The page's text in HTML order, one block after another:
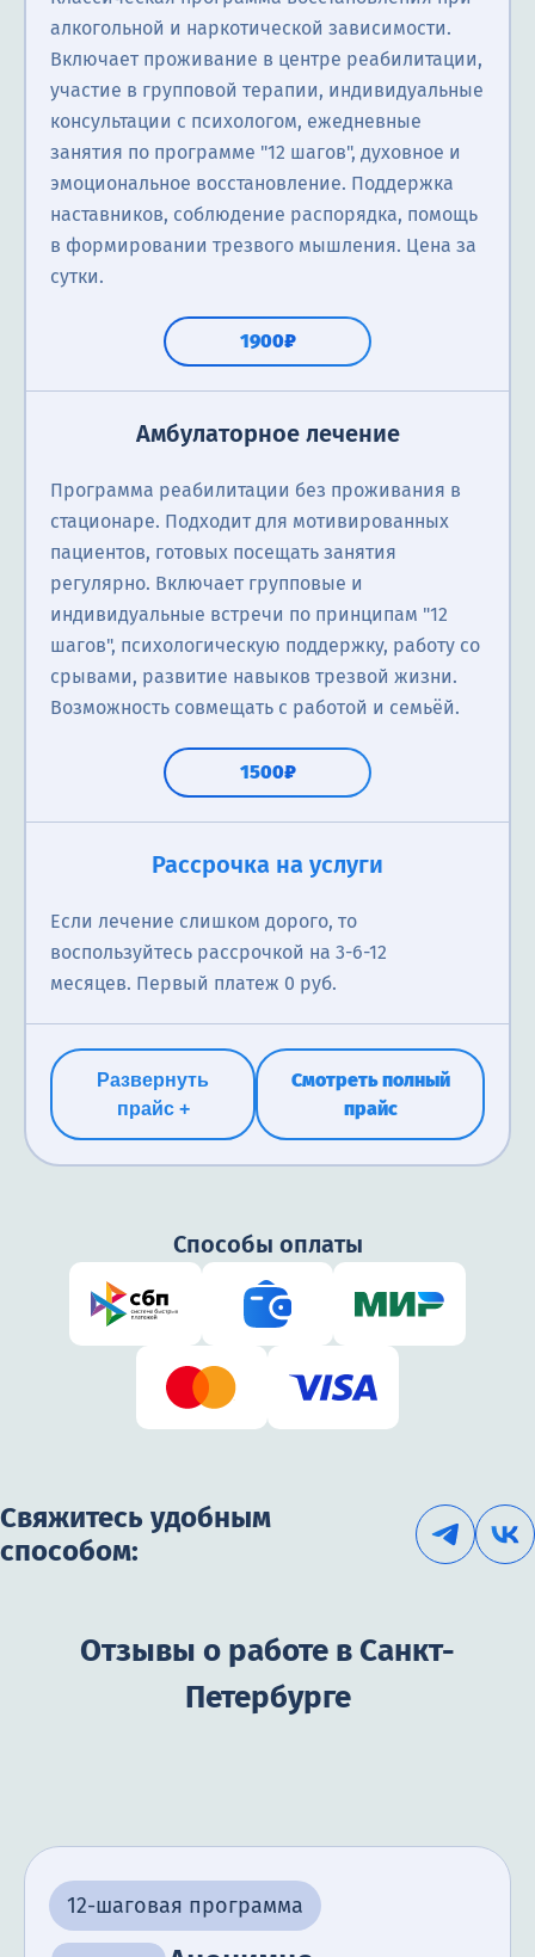
алкогольной и наркотической зависимости.
Включает проживание в центре реабилитации,
участие в групповой терапии, индивидуальные
консультации с психологом, ежедневные
занятия по программе "12 шагов", духовное и
эмоциональное восстановление. Поддержка
наставников, соблюдение распорядка, помощь
в формировании трезвого мышления. Цена за
сутки.
1900₽
Амбулаторное лечение
Программа реабилитации без проживания в
стационаре. Подходит для мотивированных
пациентов, готовых посещать занятия
регулярно. Включает групповые и
индивидуальные встречи по принципам "12
шагов", психологическую поддержку, работу со
срывами, развитие навыков трезвой жизни.
Возможность совмещать с работой и семьёй.
1500₽
Рассрочка на услуги
Если лечение слишком дорого, то
воспользуйтесь рассрочкой на 3-6-12
месяцев. Первый платеж 0 руб.
Развернуть
прайс +
Смотреть полный
прайс
Способы оплаты
Свяжитесь удобным
способом:
Отзывы о работе в Санкт-
Петербурге
12-шаговая программа